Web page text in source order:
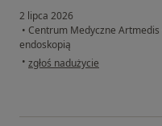
2 lipca 2026
• Centrum Medyczne Artmedis
endoskopią
• w opinii użytkownika TOMASZ
zgłoś nadużycie